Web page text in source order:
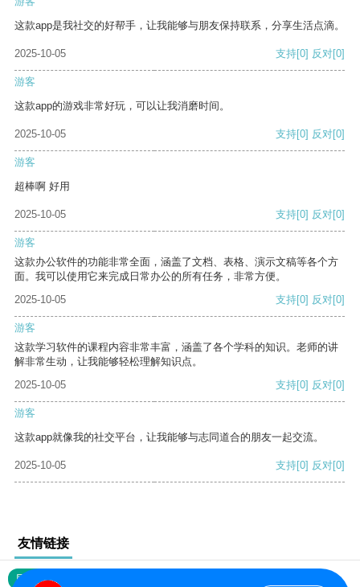
这款app是我社交的好帮手，让我能够与朋友保持联系，分享生活点滴。
2025-10-05 支持[0] 反对[0]
游客
这款app的游戏非常好玩，可以让我消磨时间。
2025-10-05 支持[0] 反对[0]
游客
超棒啊 好用
2025-10-05 支持[0] 反对[0]
游客
这款办公软件的功能非常全面，涵盖了文档、表格、演示文稿等各个方
面。我可以使用它来完成日常办公的所有任务，非常方便。
2025-10-05
支持[0] 反对[0]
游客
这款学习软件的课程内容非常丰富，涵盖了各个学科的知识。老师的讲
解非常生动，让我能够轻松理解知识点。
2025-10-05
支持[0] 反对[0]
游客
这款app就像我的社交平台，让我能够与志同道合的朋友一起交流。
2025-10-05 支持[0] 反对[0]
友情链接
网站地图